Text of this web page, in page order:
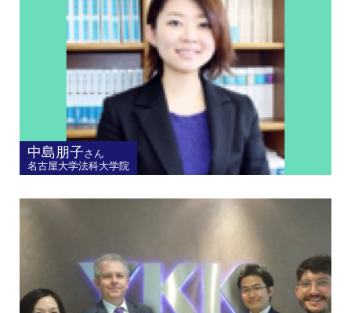
中島朋子さん
名古屋大学法科大学院